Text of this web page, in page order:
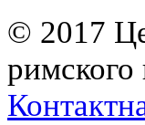
© 2017
римского